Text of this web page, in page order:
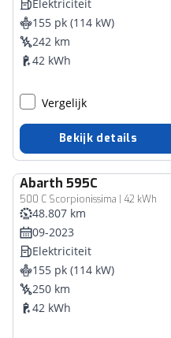
Elektriciteit
155 pk (114 kW)
242 km
42 kWh
Vergelijk
Bekijk details
Abarth 595C
500 C Scorpionissima | 42 kWh
48.807 km
09-2023
Elektriciteit
155 pk (114 kW)
250 km
42 kWh